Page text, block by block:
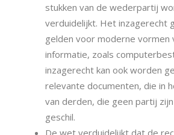
stukken van de wederpartij
verduidelijkt. Het inzagerecht
gelden voor moderne vormen
informatie, zoals
inzagerecht kan ook worden
relevante documenten, die in
van derden, die geen partij
geschil.
De wet verduidelijkt dat de